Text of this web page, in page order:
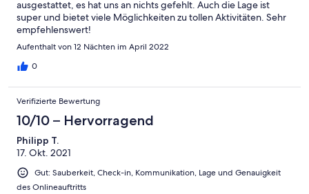
ausgestattet, es hat uns an nichts gefehlt. Auch die Lage ist
super und bietet viele Möglichkeiten zu tollen Aktivitäten. Sehr
empfehlenswert!
Aufenthalt von 12 Nächten im April 2022
0
Verifizierte Bewertung
10/10 – Hervorragend
Philipp T.
17. Okt. 2021
Gut: Sauberkeit, Check-in, Kommunikation, Lage und Genauigkeit
des Onlineauftritts